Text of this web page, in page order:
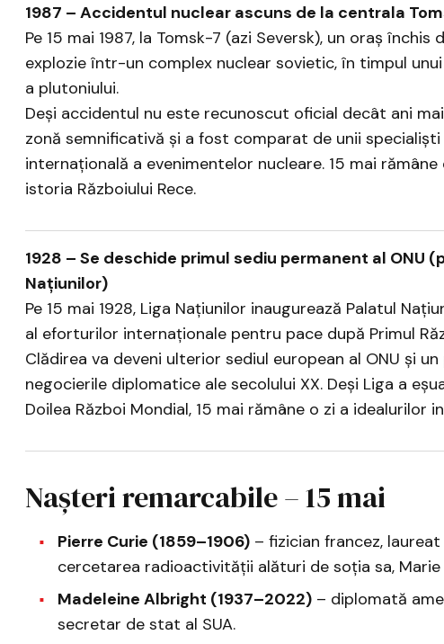
1987 – Accidentul nuclear ascuns de la centrala
Pe 15 mai 1987, la Tomsk-7 (azi Seversk), un oraș închis
explozie într-un complex nuclear sovietic, în timpul
a plutoniului.
Deși accidentul nu este recunoscut oficial decât ani
zonă semnificativă și a fost comparat de unii
internațională a evenimentelor nucleare. 15 mai
istoria Războiului Rece.
1928 – Se deschide primul sediu permanent al ONU
Națiunilor)
Pe 15 mai 1928, Liga Națiunilor inaugurează Palatul
al eforturilor internaționale pentru pace după Primul
Clădirea va deveni ulterior sediul european al ONU și
negocierile diplomatice ale secolului XX. Deși Liga a
Doilea Război Mondial, 15 mai rămâne o zi a idealurilor
Nașteri remarcabile – 15 mai
Pierre Curie (1859–1906)– fizician francez, laureat
cercetarea radioactivității alături de soția sa, Marie
Madeleine Albright (1937–2022)– diplomată
secretar de stat al SUA.